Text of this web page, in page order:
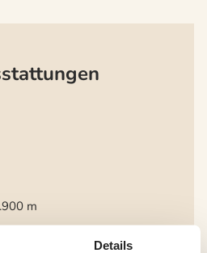
m
Details